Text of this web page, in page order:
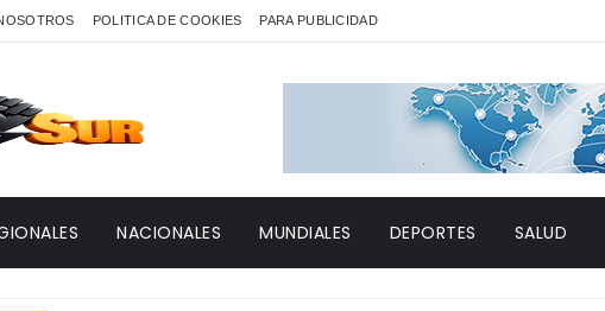
POLITICA DE COOKIES PARA PUBLICIDAD
NACIONALES MUNDIALES DEPORTES SALUD